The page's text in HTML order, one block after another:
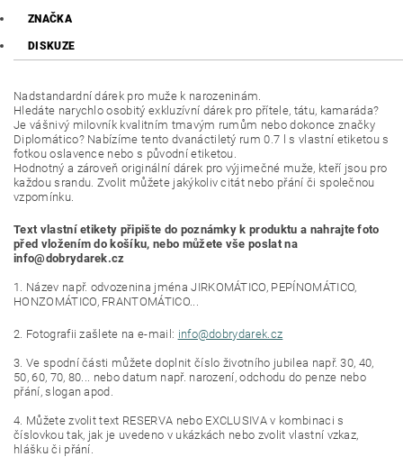
ZNAČKA
DISKUZE
Nadstandardní dárek pro muže k narozeninám.
Hledáte narychlo osobitý exkluzívní dárek pro přítele, tátu, kamaráda?
Je vášnivý milovník kvalitním tmavým rumům nebo dokonce značky
Diplomático? Nabízíme tento dvanáctiletý rum 0.7 l s vlastní etiketou s
fotkou oslavence nebo s původní etiketou.
Hodnotný a zároveň originální dárek pro výjimečné muže, kteří jsou pro
každou srandu. Zvolit můžete jakýkoliv citát nebo přání či společnou
vzpomínku.
Text vlastní etikety připište do poznámky k produktu a nahrajte foto
před vložením do košíku, nebo můžete vše poslat na
info@dobrydarek.cz
1. Název např. odvozenina jména JIRKOMÁTICO, PEPÍNOMÁTICO,
HONZOMÁTICO, FRANTOMÁTICO...
2. Fotografii zašlete na e-mail: info@dobrydarek.cz
3. Ve spodní části můžete doplnit číslo životního jubilea např. 30, 40,
50, 60, 70, 80... nebo datum např. narození, odchodu do penze nebo
přání, slogan apod.
4. Můžete zvolit text RESERVA nebo EXCLUSIVA v kombinaci s
číslovkou tak, jak je uvedeno v ukázkách nebo zvolit vlastní vzkaz,
hlášku či přání.